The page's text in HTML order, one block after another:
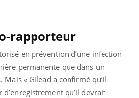
rapporteur
en prévention d’une infection
permanente que dans un
Mais « Gilead a confirmé qu’il
qu’il devrait